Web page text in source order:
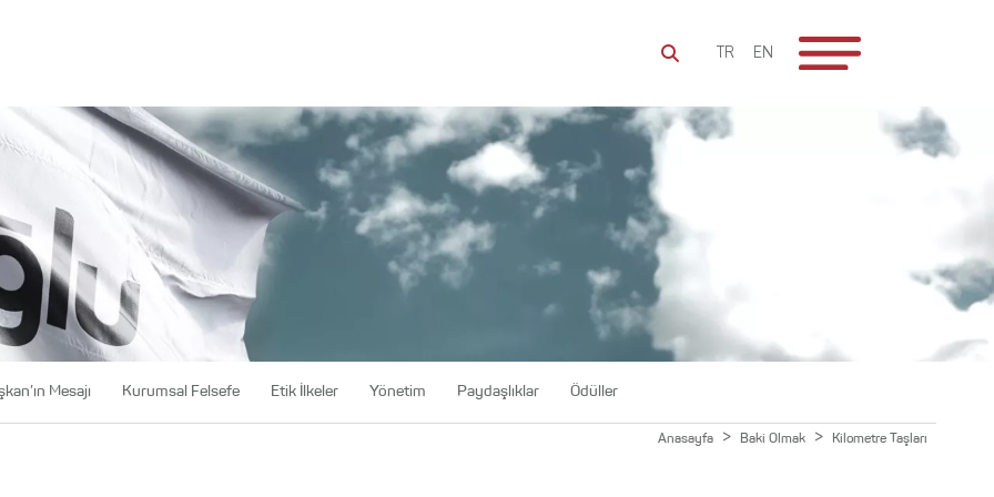
TR EN
Mesajı Kurumsal Felsefe Etik İlkeler Yönetim Paydaşlıklar Ödüller
Anasayfa > Baki Olmak > Kilometre Taşları